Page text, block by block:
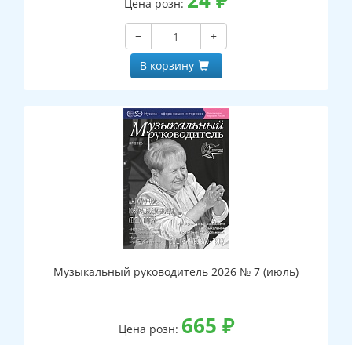
Цена розн:
−
+
В корзину
Музыкальный руководитель 2026 № 7 (июль)
Цена розн: 665 ₽